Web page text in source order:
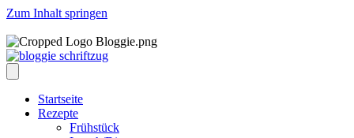
Zum Inhalt springen
Startseite
Rezepte
Frühstück